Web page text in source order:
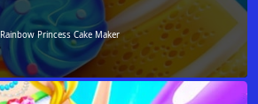
Rainbow Princess Cake Maker